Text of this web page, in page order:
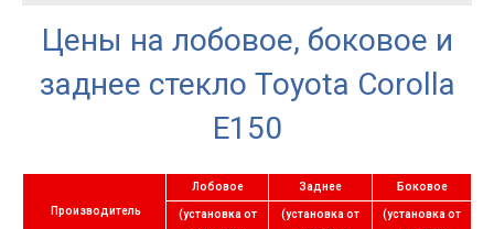
Цены на лобовое, боковое и
заднее стекло Toyota Corolla
E150
Производитель
Лобовое Заднее Боковое
(установка от
(установка от
(установка от